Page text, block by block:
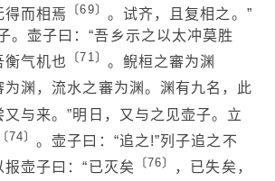
得而相焉 〔69〕 。试齐，且复相之。”
。壶子曰：“吾乡示之以太冲莫胜
衡气机也 〔71〕 。鲵桓之審为渊
为渊，流水之審为渊。渊有九名，此
又与来。”明日，又与之见壶子。立
〔74〕 。壶子曰：“追之!”列子追之不
报壶子曰：“已灭矣 〔76〕
，已失矣，